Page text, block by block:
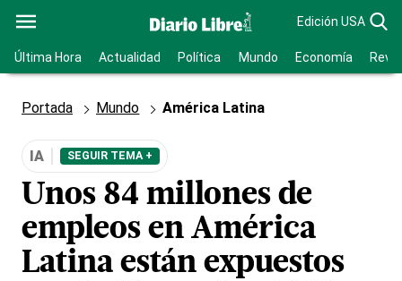
Edición USA
Última Hora Actualidad Política Mundo Economía
Portada Mundo América Latina
IA SEGUIR TEMA +
Unos 84 millones de
empleos en América
Latina están expuestos